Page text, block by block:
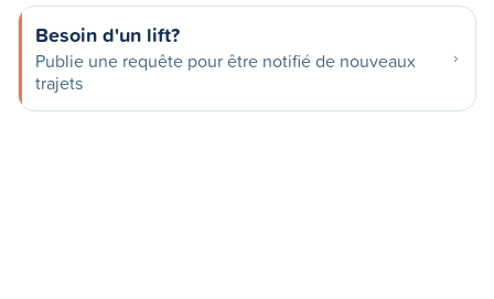
Besoin d'un lift?
Publie une requête pour être notifié de nouveaux
trajets